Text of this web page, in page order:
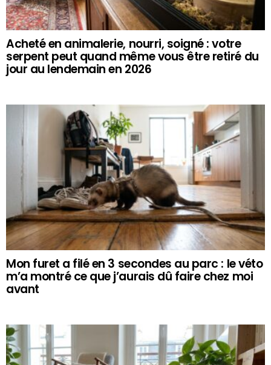
Acheté en animalerie, nourri, soigné : votre
serpent peut quand même vous être retiré du
jour au lendemain en 2026
Mon furet a filé en 3 secondes au parc : le véto
m’a montré ce que j’aurais dû faire chez moi
avant